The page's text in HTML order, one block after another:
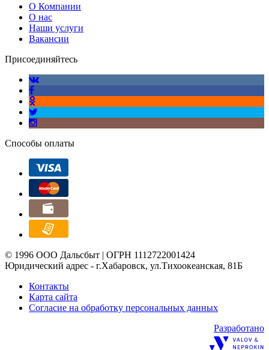
О Компании
О нас
Наши услуги
Вакансии
Присоединяйтесь
Способы оплаты
© 1996 ООО Дальсбыт | ОГРН 1112722001424
Юридический адрес - г.Хабаровск, ул.Тихоокеанская, 81Б
Контакты
Карта сайта
Согласие на обработку персональных данных
Разработано